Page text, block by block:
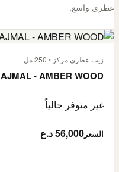
عطري واسع.
زيت عطري مركز • 250 مل
AJMAL - AMBER WOOD
غير متوفر حالياً
السعر 56,000 د.ع